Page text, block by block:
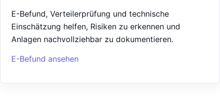
E-Befund, Verteilerprüfung und technische
Einschätzung helfen, Risiken zu erkennen und
Anlagen nachvollziehbar zu dokumentieren.
E-Befund ansehen